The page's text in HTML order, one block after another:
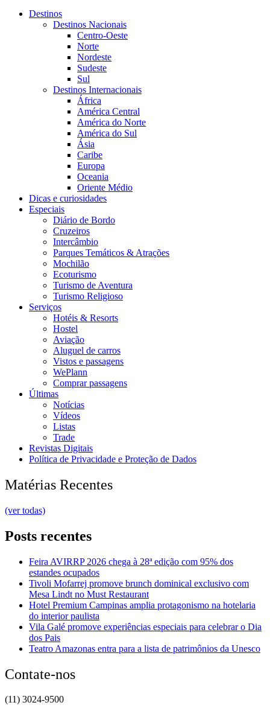
Destinos
Destinos Nacionais
Centro-Oeste
Norte
Nordeste
Sudeste
Sul
Destinos Internacionais
África
América Central
América do Norte
América do Sul
Ásia
Caribe
Europa
Oceania
Oriente Médio
Dicas e curiosidades
Especiais
Diário de Bordo
Cruzeiros
Intercâmbio
Parques Temáticos & Atrações
Mochilão
Ecoturismo
Turismo de Aventura
Turismo Religioso
Serviços
Hotéis & Resorts
Hostel
Aviação
Aluguel de carros
Vistos e passagens
WePlann
Comprar passagens
Últimas
Notícias
Vídeos
Listas
Trade
Revistas Digitais
Política de Privacidade e Proteção de Dados
Matérias Recentes
(ver todas)
Posts recentes
Feira AVIRRP 2026 chega à 28ª edição com 95% dos
estandes ocupados
Tivoli Mofarrej promove brunch dominical exclusivo com
Mesa Lindt no Must Restaurant
Hotel Premium Campinas amplia protagonismo na hotelaria
do interior paulista
Vila Galé promove experiências especiais para celebrar o Dia
dos Pais
Teatro Amazonas entra para a lista de patrimônios da Unesco
Contate-nos
(11) 3024-9500